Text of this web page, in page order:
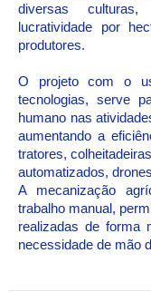
diversas
lucratividade por
produtores.
O projeto com o
tecnologias, serve
humano nas
aumentando a
tratores,
automatizados,
A mecanização
trabalho manual,
realizadas de forma
necessidade de mão